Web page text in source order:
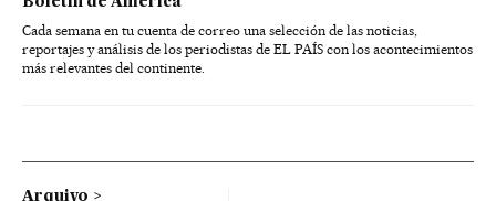
Cada semana en tu cuenta de correo una selección de las noticias,
reportajes y análisis de los periodistas de EL PAÍS con los acontecimientos
más relevantes del continente.
Arquivo